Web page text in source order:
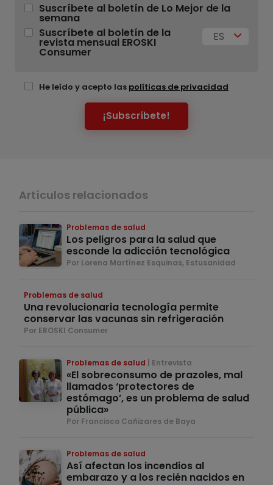
Suscríbete al boletín de Lo Mejor de la
semana
Suscríbete al boletín de la
revista mensual EROSKI
Consumer
ES
He leído y acepto las políticas de privacidad
¡Subscríbete!
Artículos relacionados
Problemas de salud
Los peligros para la salud que
esconde la adicción tecnológica
Por Lorena Martínez Esquinas, Estusanidad
Problemas de salud
Una revolucionaria tecnología permite
conservar las vacunas sin refrigeración
Por EROSKI Consumer
Problemas de salud Entrevista
«El sobreconsumo de prazoles, mal
llamados ‘protectores de
estómago’, es un problema de salud
pública»
Por Francisco Cañizares de Baya
Problemas de salud
Así afectan los incendios al
embarazo y a los recién nacidos en